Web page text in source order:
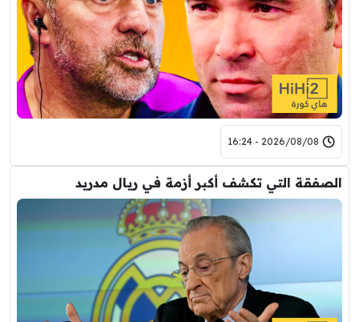
2026/08/08 - 16:24
الصفقة التي تكشف أكبر أزمة في ريال مدريد